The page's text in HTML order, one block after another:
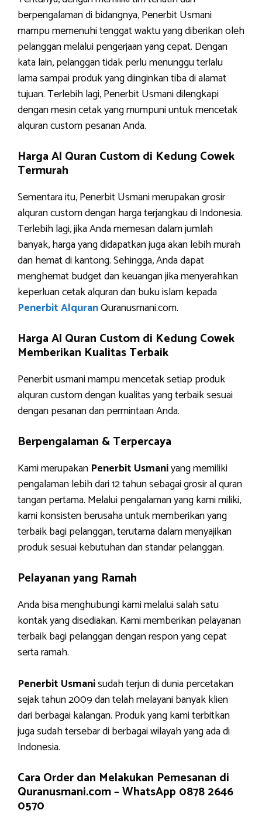
berpengalaman di bidangnya, Penerbit Usmani
mampu memenuhi tenggat waktu yang diberikan oleh
pelanggan melalui pengerjaan yang cepat. Dengan
kata lain, pelanggan tidak perlu menunggu terlalu
lama sampai produk yang diinginkan tiba di alamat
tujuan. Terlebih lagi, Penerbit Usmani dilengkapi
dengan mesin cetak yang mumpuni untuk mencetak
alquran custom pesanan Anda.
Harga Al Quran Custom di Kedung Cowek
Termurah
Sementara itu, Penerbit Usmani merupakan grosir
alquran custom dengan harga terjangkau di Indonesia.
Terlebih lagi, jika Anda memesan dalam jumlah
banyak, harga yang didapatkan juga akan lebih murah
dan hemat di kantong. Sehingga, Anda dapat
menghemat budget dan keuangan jika menyerahkan
keperluan cetak alquran dan buku islam kepada
Penerbit AlquranQuranusmani.com.
Harga Al Quran Custom di Kedung Cowek
Memberikan Kualitas Terbaik
Penerbit usmani mampu mencetak setiap produk
alquran custom dengan kualitas yang terbaik sesuai
dengan pesanan dan permintaan Anda.
Berpengalaman & Terpercaya
Kami merupakan Penerbit Usmaniyang memiliki
pengalaman lebih dari 12 tahun sebagai grosir al quran
tangan pertama. Melalui pengalaman yang kami miliki,
kami konsisten berusaha untuk memberikan yang
terbaik bagi pelanggan, terutama dalam menyajikan
produk sesuai kebutuhan dan standar pelanggan.
Pelayanan yang Ramah
Anda bisa menghubungi kami melalui salah satu
kontak yang disediakan. Kami memberikan pelayanan
terbaik bagi pelanggan dengan respon yang cepat
serta ramah.
Penerbit Usmanisudah terjun di dunia percetakan
sejak tahun 2009 dan telah melayani banyak klien
dari berbagai kalangan. Produk yang kami terbitkan
juga sudah tersebar di berbagai wilayah yang ada di
Indonesia.
Cara Order dan Melakukan Pemesanan di
Quranusmani.com –WhatsApp 0878 2646
0570